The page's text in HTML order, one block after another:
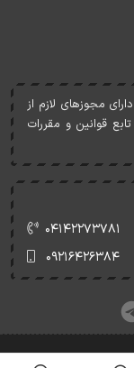
مجوزهای لازم از
قوانين و مقررات
۰۴۱۴۲۲۷۳۷۸۱
۰۹۲۱۶۴۲۶۳۸۴